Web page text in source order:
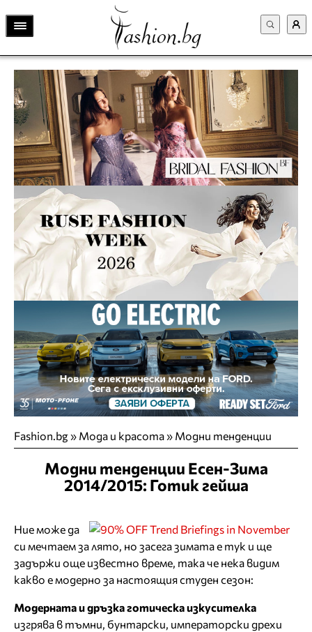
Fashion.bg» Мода и красота» Модни тенденции
Модни тенденции Есен-Зима
2014/2015: Готик гейша
Ние може да
си мечтаем за лято, но засега зимата е тук и ще
задържи още известно време, така че нека видим
какво е модерно за настоящия студен сезон:
Модерната и дръзка готическа изкусителка
изгрява в тъмни, бунтарски, императорски дрехи